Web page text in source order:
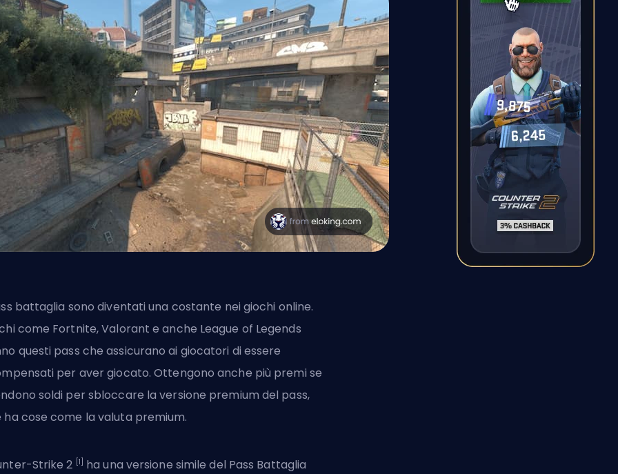
battaglia sono diventati una costante nei giochi online.
come Fortnite, Valorant e anche League of Legends
questi pass che assicurano ai giocatori di essere
per aver giocato. Ottengono anche più premi se
soldi per sbloccare la versione premium del pass,
ha cose come la valuta premium.
Strike 2 [1]
ha una versione simile del Pass Battaglia